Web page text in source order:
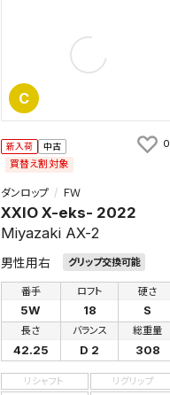
C
新入荷 中古
買替え割対象
ダンロップ ＦＷ
XXIO X-eks- 2022
Miyazaki AX-2
男性用右 グリップ交換可能
番手
5W
ロフト
18
硬さ
S
長さ
42.25
バランス
D 2
総重量
308
リシャフト
リグリップ
0